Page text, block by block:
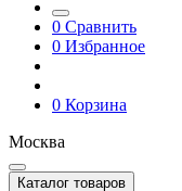
0 Сравнить
0 Избранное
0 Корзина
Москва
Каталог товаров